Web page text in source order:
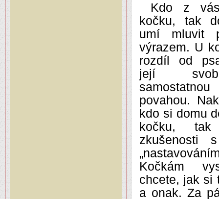
Kdo z
kočku, tak
umí mluvit
výrazem. U
rozdíl od
její
povahou.
kdo si domu
kočku,
zkušenosti
Kočkám
chcete, jak si
a onak. Za